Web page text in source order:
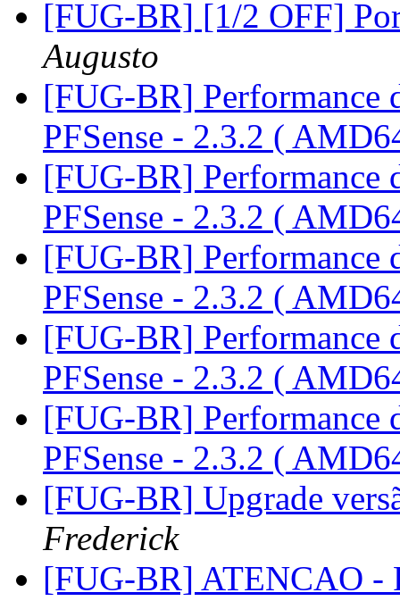
[FUG-BR] [1/2 OFF]
Augusto
[FUG-BR] Performance
PFSense - 2.3.2 (
[FUG-BR] Performance
PFSense - 2.3.2 (
[FUG-BR] Performance
PFSense - 2.3.2 (
[FUG-BR] Performance
PFSense - 2.3.2 (
[FUG-BR] Performance
PFSense - 2.3.2 (
[FUG-BR] Upgrade
Frederick
[FUG-BR] ATENCAO -